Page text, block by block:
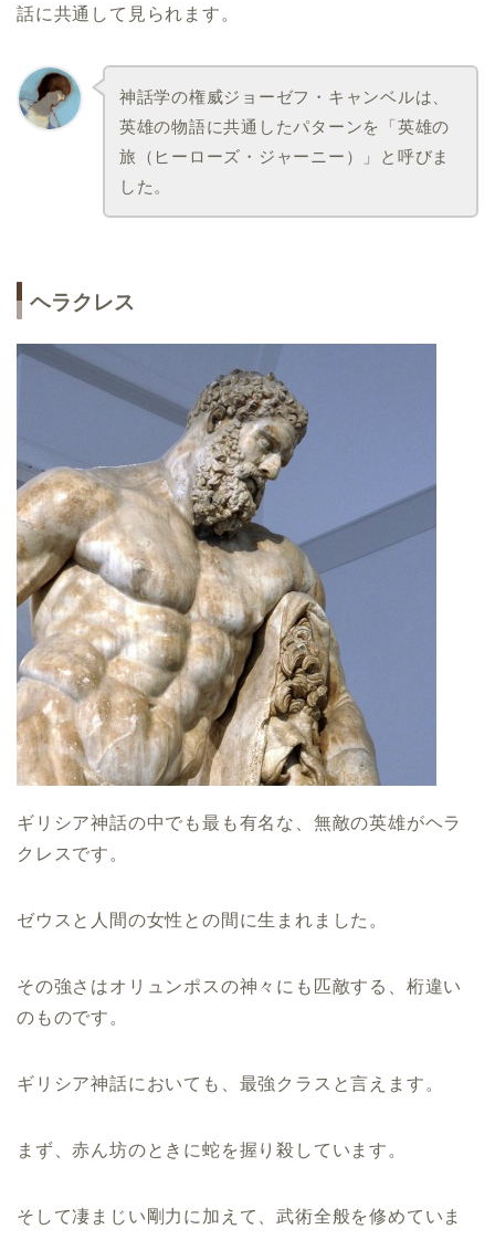
話に共通して見られます。
神話学の権威ジョーゼフ・キャンベルは、
英雄の物語に共通したパターンを「英雄の
旅（ヒーローズ・ジャーニー）」と呼びま
した。
ヘラクレス
ギリシア神話の中でも最も有名な、無敵の英雄がヘラ
クレスです。
ゼウスと人間の女性との間に生まれました。
その強さはオリュンポスの神々にも匹敵する、桁違い
のものです。
ギリシア神話においても、最強クラスと言えます。
まず、赤ん坊のときに蛇を握り殺しています。
そして凄まじい剛力に加えて、武術全般を修めていま